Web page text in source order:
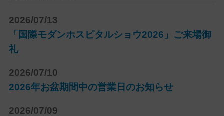
2026/07/13
「国際モダンホスピタルショウ2026」ご来場御
礼
2026/07/10
2026年お盆期間中の営業日のお知らせ
2026/07/09